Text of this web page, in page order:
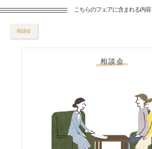
こちらのフェアに含まれる内容
相談会
相談会